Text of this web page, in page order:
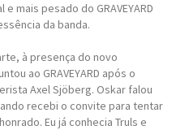
mais pesado do GRAVEYARD
da banda.
à presença do novo
ao GRAVEYARD após o
Axel Sjöberg. Oskar falou
recebi o convite para tentar
Eu já conhecia Truls e